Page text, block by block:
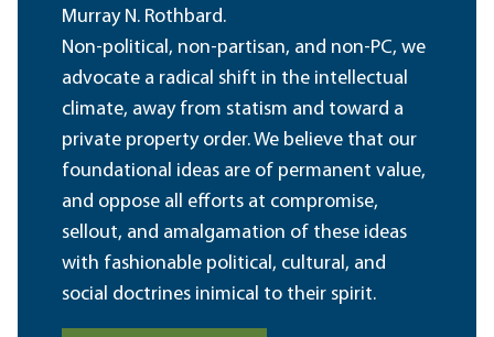
Murray N. Rothbard.
Non-political, non-partisan, and non-PC, we
advocate a radical shift in the intellectual
climate, away from statism and toward a
private property order. We believe that our
foundational ideas are of permanent value,
and oppose all efforts at compromise,
sellout, and amalgamation of these ideas
with fashionable political, cultural, and
social doctrines inimical to their spirit.